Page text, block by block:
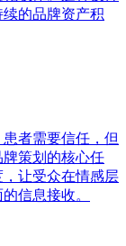
的品牌资产积
者需要信任，但
策划的核心任
让受众在情感层
信息接收。